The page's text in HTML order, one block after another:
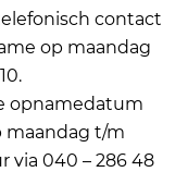
contact
op maandag
opnamedatum
maandag t/m
via 040 – 286 48